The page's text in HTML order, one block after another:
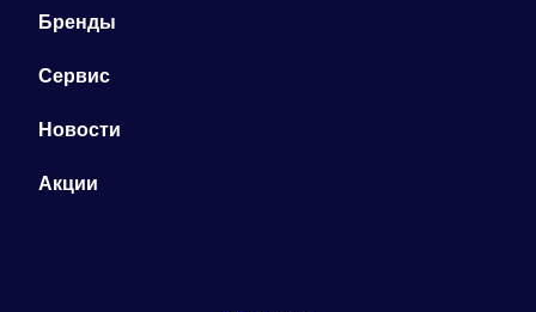
Бренды
Сервис
Новости
Акции